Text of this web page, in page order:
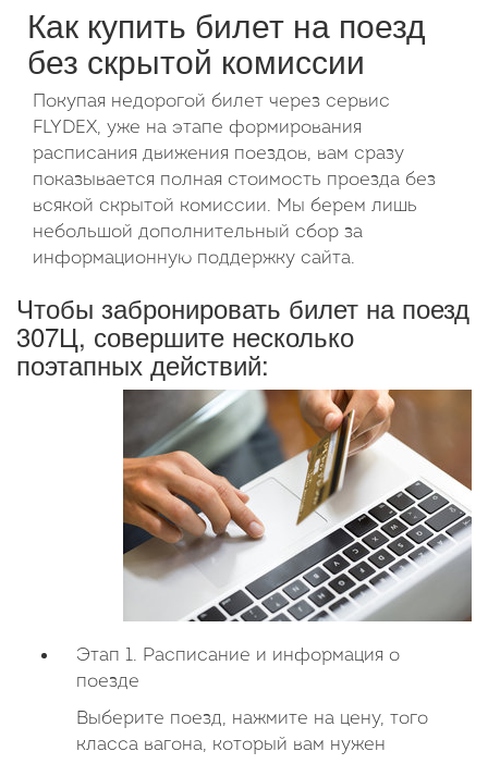
Как купить билет на поезд
без скрытой комиссии
Покупая недорогой билет через сервис
FLYDEX, уже на этапе формирования
расписания движения поездов, вам сразу
показывается полная стоимость проезда без
всякой скрытой комиссии. Мы берем лишь
небольшой дополнительный сбор за
информационную поддержку сайта.
Чтобы забронировать билет на поезд
307Ц, совершите несколько
поэтапных действий:
Этап 1. Расписание и информация о
поезде
Выберите поезд, нажмите на цену, того
класса вагона, который вам нужен